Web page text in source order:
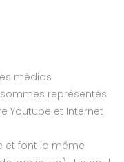
médias
représentés
Youtube et Internet
et font la même